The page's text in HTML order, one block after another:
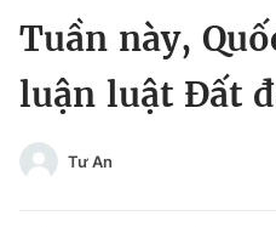
Chào ngày mới
Đổi mật khẩu
Tin đã lưu
Tuần này,
luận luật Đất
Tư An